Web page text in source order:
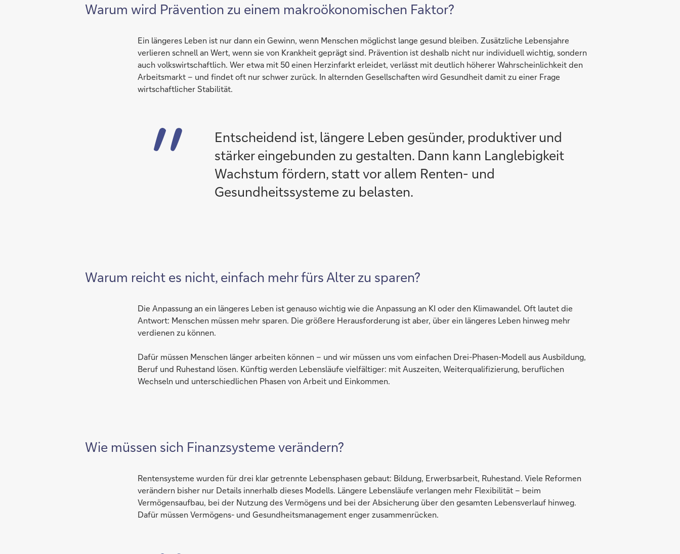
Warum wird Prävention zu einem makroökonomischen Faktor?
Ein längeres Leben ist nur dann ein Gewinn, wenn Menschen möglichst lange gesund bleiben. Zusätzliche Lebensjahre
verlieren schnell an Wert, wenn sie von Krankheit geprägt sind. Prävention ist deshalb nicht nur individuell wichtig, sondern
auch volkswirtschaftlich. Wer etwa mit 50 einen Herzinfarkt erleidet, verlässt mit deutlich höherer Wahrscheinlichkeit den
Arbeitsmarkt – und findet oft nur schwer zurück. In alternden Gesellschaften wird Gesundheit damit zu einer Frage
wirtschaftlicher Stabilität.
Entscheidend ist, längere Leben gesünder, produktiver und
stärker eingebunden zu gestalten. Dann kann Langlebigkeit
Wachstum fördern, statt vor allem Renten- und
Gesundheitssysteme zu belasten.
Warum reicht es nicht, einfach mehr fürs Alter zu sparen?
Die Anpassung an ein längeres Leben ist genauso wichtig wie die Anpassung an KI oder den Klimawandel. Oft lautet die
Antwort: Menschen müssen mehr sparen. Die größere Herausforderung ist aber, über ein längeres Leben hinweg mehr
verdienen zu können.
Dafür müssen Menschen länger arbeiten können – und wir müssen uns vom einfachen Drei-Phasen-Modell aus Ausbildung,
Beruf und Ruhestand lösen. Künftig werden Lebensläufe vielfältiger: mit Auszeiten, Weiterqualifizierung, beruflichen
Wechseln und unterschiedlichen Phasen von Arbeit und Einkommen.
Wie müssen sich Finanzsysteme verändern?
Rentensysteme wurden für drei klar getrennte Lebensphasen gebaut: Bildung, Erwerbsarbeit, Ruhestand. Viele Reformen
verändern bisher nur Details innerhalb dieses Modells. Längere Lebensläufe verlangen mehr Flexibilität – beim
Vermögensaufbau, bei der Nutzung des Vermögens und bei der Absicherung über den gesamten Lebensverlauf hinweg.
Dafür müssen Vermögens- und Gesundheitsmanagement enger zusammenrücken.